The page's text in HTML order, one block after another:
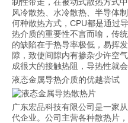
风冷散热、水冷散热、半导体
何种散热方式，CPU都是通过
热介质的重要性不言而喻，传
的缺陷在于热导率极低，易挥
隙，致使间隙内有掺杂少许空
成很大的接触热阻，导热性就会
液态金属导热介质的优越尝试
广东宏品科技有限公司是一家
代企业。 公司主营各种散热片